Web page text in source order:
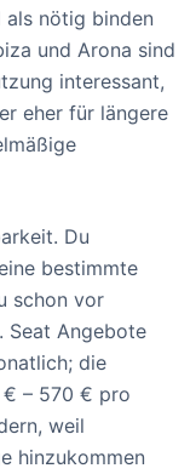
als nötig binden
und Arona sind
interessant,
eher für längere
Du
bestimmte
schon vor
Seat Angebote
die
€ – 570 € pro
weil
hinzukommen